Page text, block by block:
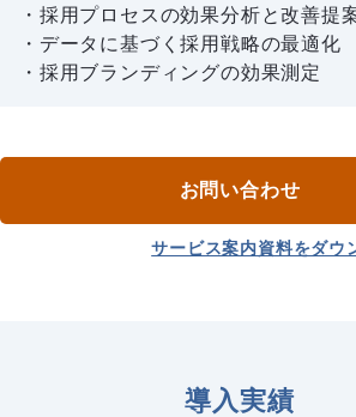
採用プロセスの効果分析と改善提
データに基づく採用戦略の最適化
採用ブランディングの効果測定
お問い合わせ
サービス案内資料をダウ
導入実績